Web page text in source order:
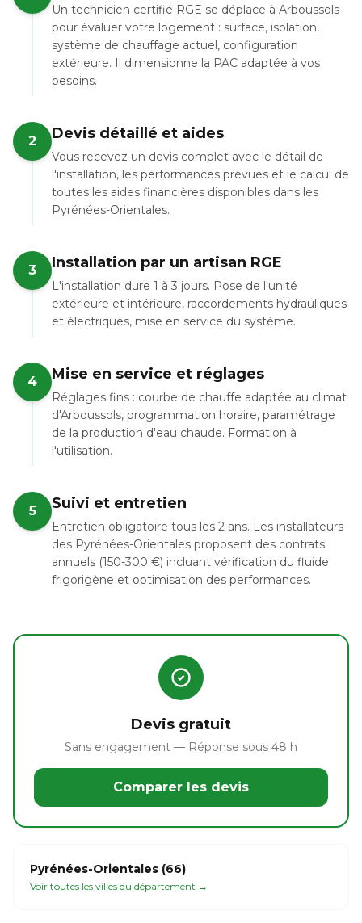
Un technicien certifié RGE se déplace à Arboussols
pour évaluer votre logement : surface, isolation,
système de chauffage actuel, configuration
extérieure. Il dimensionne la PAC adaptée à vos
besoins.
2 Devis détaillé et aides
Vous recevez un devis complet avec le détail de
l'installation, les performances prévues et le calcul de
toutes les aides financières disponibles dans les
Pyrénées-Orientales.
3 Installation par un artisan RGE
L'installation dure 1 à 3 jours. Pose de l'unité
extérieure et intérieure, raccordements hydrauliques
et électriques, mise en service du système.
4 Mise en service et réglages
Réglages fins : courbe de chauffe adaptée au climat
d'Arboussols, programmation horaire, paramétrage
de la production d'eau chaude. Formation à
l'utilisation.
5 Suivi et entretien
Entretien obligatoire tous les 2 ans. Les installateurs
des Pyrénées-Orientales proposent des contrats
annuels (150-300 €) incluant vérification du fluide
frigorigène et optimisation des performances.
Devis gratuit
Sans engagement — Réponse sous 48 h
Comparer les devis
Pyrénées-Orientales (66)
Voir toutes les villes du département →